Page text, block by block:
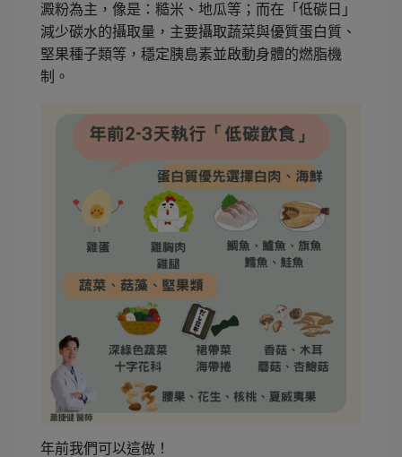
澱粉為主，像是：糙米、地瓜等；而在「低碳日」
減少碳水的攝取量，主要攝取蔬菜與優質蛋白質、
堅果種子類等，穩定胰島素並啟動身體的燃脂機
制。
年前我們可以這做！